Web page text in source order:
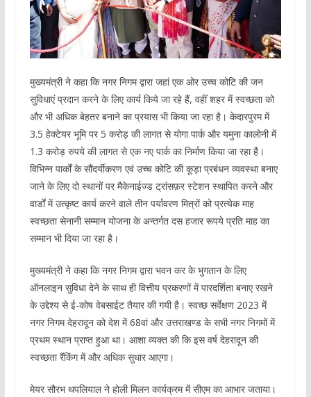
मुख्यमंत्री ने कहा कि नगर निगम द्वारा जहां एक ओर उच्च कोटि की जन
सुविधाएं प्रदान करने के लिए कार्य किये जा रहे हैं, वहीं शहर में स्वच्छता को
और भी अधिक बेहतर बनाने का प्रयास भी किया जा रहा है। केदारपुरम में
3.5 हेक्टेयर भूमि पर 5 करोड़ की लागत से योगा पार्क और यमुना कालोनी में
1.3 करोड़ रुपये की लागत से एक नए पार्क का निर्माण किया जा रहा है।
विभिन्न पार्कों के सौंदर्यीकरण एवं उच्च कोटि की कूड़ा प्रबंधन व्यवस्था बनाए
जाने के लिए दो स्थानों पर मैकेनाईज्ड ट्रांसफ़र स्टेशन स्थापित करने और
वार्डों में उत्कृष्ट कार्य करने वाले तीन पर्यावरण मित्रों को प्रत्येक माह
स्वच्छता सेनानी सम्मान योजना के अन्तर्गत दस हजार रूपये प्रति माह का
सम्मान भी दिया जा रहा है।
मुख्यमंत्री ने कहा कि नगर निगम द्वारा भवन कर के भुगतान के लिए
ऑनलाइन सुविधा देने के साथ ही वित्तीय प्रकरणों में पारदर्शिता बनाए रखने
के उद्देश्य से ई-कोष वेबसाईट तैयार की गयी है। स्वच्छ सर्वेक्षण 2023 में
नगर निगम देहरादून को देश में 68वां और उत्तराखण्ड के सभी नगर निगमों में
प्रथम स्थान प्राप्त हुआ था। आशा व्यक्त की कि इस वर्ष देहरादून की
स्वच्छता रैंकिंग में और अधिक सुधार आएगा।
मेयर सौरभ थपलियाल ने होली मिलन कार्यक्रम में सीएम का आभार जताया।